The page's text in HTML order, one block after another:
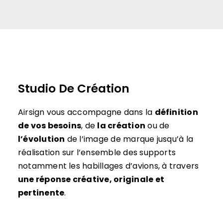
Studio De Création
Airsign vous accompagne dans la définition
de vos besoins, de la création ou de
l’évolution de l’image de marque jusqu’à la
réalisation sur l’ensemble des supports
notamment les habillages d’avions, à travers
une réponse créative, originale et
pertinente.